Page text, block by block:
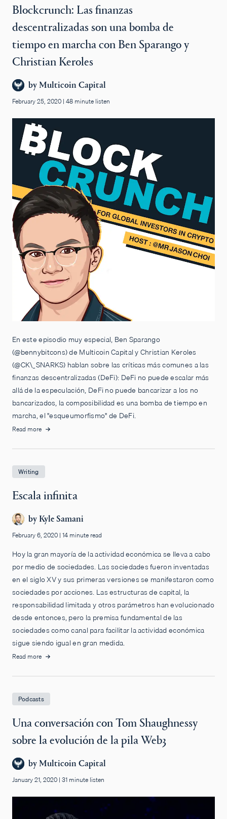
Blockcrunch: Las finanzas
descentralizadas son una bomba de
tiempo en marcha con Ben Sparango y
Christian Keroles
byMulticoin Capital
February 25, 2020 | 48 minute listen
En este episodio muy especial, Ben Sparango
(@bennybitcons) de Multicoin Capital y Christian Keroles
(@CK\_SNARKS) hablan sobre las críticas más comunes a las
finanzas descentralizadas (DeFi): DeFi no puede escalar más
allá de la especulación, DeFi no puede bancarizar a los no
bancarizados, la composibilidad es una bomba de tiempo en
marcha, el "esqueumorfismo" de DeFi.
Read more
Writing
Escala infinita
by Kyle Samani
February 6, 2020 | 14 minute read
Hoy la gran mayoría de la actividad económica se lleva a cabo
por medio de sociedades. Las sociedades fueron inventadas
en el siglo XV y sus primeras versiones se manifestaron como
sociedades por acciones. Las estructuras de capital, la
responsabilidad limitada y otros parámetros han evolucionado
desde entonces, pero la premisa fundamental de las
sociedades como canal para facilitar la actividad económica
sigue siendo igual en gran medida.
Read more
Podcasts
Una conversación con Tom Shaughnessy
sobre la evolución de la pila Web3
byMulticoin Capital
January 21, 2020 | 31 minute listen